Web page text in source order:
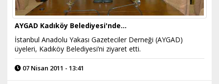
AYGAD Kadıköy Belediyesi'nde…
İstanbul Anadolu Yakası Gazeteciler Derneği (AYGAD)
üyeleri, Kadıköy Belediyesi’ni ziyaret etti.
07 Nisan 2011 - 13:41